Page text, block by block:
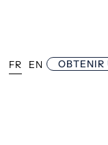
FR EN OBTENIR